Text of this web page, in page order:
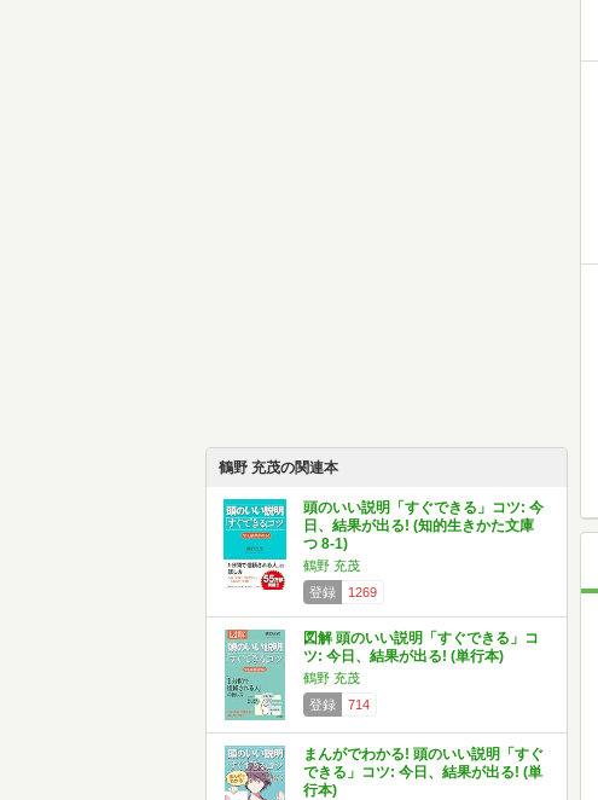
鶴野 充茂の関連本
頭のいい説明「すぐできる」コツ: 今
日、結果が出る! (知的生きかた文庫
つ 8-1)
鶴野 充茂
登録
1269
図解 頭のいい説明「すぐできる」コ
ツ: 今日、結果が出る! (単行本)
鶴野 充茂
登録
714
まんがでわかる! 頭のいい説明「すぐ
できる」コツ: 今日、結果が出る! (単
行本)